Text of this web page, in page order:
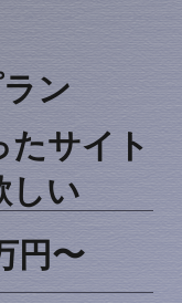
円〜​
ン
たサイト
しい